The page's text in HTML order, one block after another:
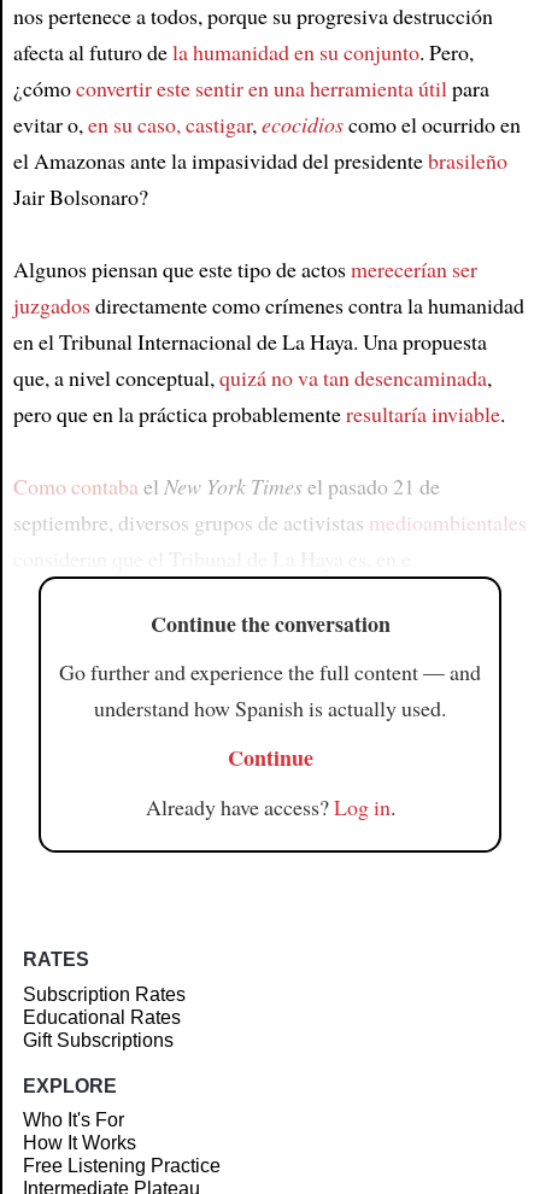
nos pertenece a todos, porque su progresiva destrucción
afecta al futuro dela humanidad en su conjunto. Pero,
¿cómoconvertir este sentir en una herramienta útilpara
evitar o,en su caso, castigar,ecocidioscomo el ocurrido en
el Amazonas ante la impasividad del presidentebrasileño
Jair Bolsonaro?
Algunos piensan que este tipo de actosmerecerían ser
juzgadosdirectamente como crímenes contra la humanidad
en el Tribunal Internacional de La Haya. Una propuesta
que, a nivel conceptual,quizá no va tan desencaminada,
pero que en la práctica probablementeresultaría inviable.
Como contabael New York Timesel pasado 21 de
septiembre, diversos grupos de activistas medioambientales
Continue the conversation
Go further and experience the full content — and
understand how Spanish is actually used.
Continue
Already have access?Log in.
RATES
Subscription Rates
Educational Rates
Gift Subscriptions
EXPLORE
Who It's For
How It Works
Free Listening Practice
Intermediate Plateau